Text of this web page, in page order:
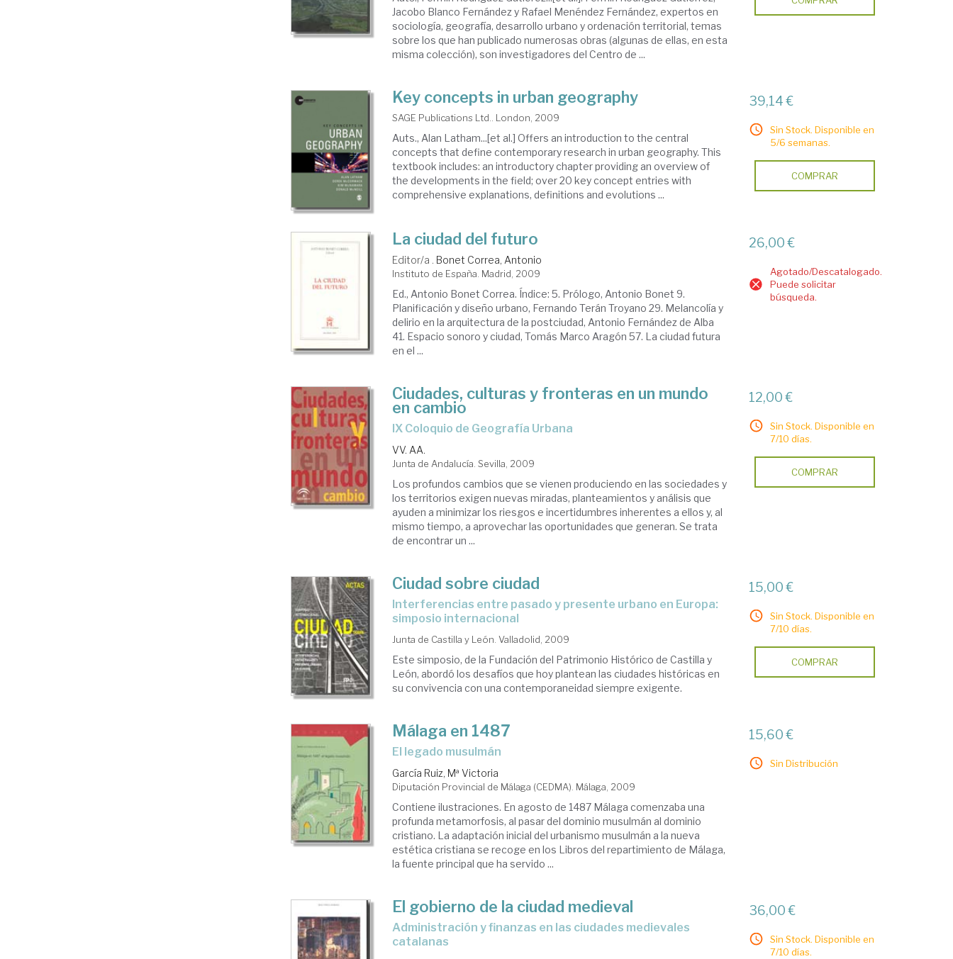
Jacobo Blanco Fernández y Rafael Menéndez Fernández, expertos en
sociología, geografía, desarrollo urbano y ordenación territorial, temas
sobre los que han publicado numerosas obras (algunas de ellas, en esta
misma colección), son investigadores del Centro de ...
Key concepts in urban geography
SAGE Publications Ltd.. London, 2009
Auts., Alan Latham...[et al.] Offers an introduction to the central
concepts that define contemporary research in urban geography. This
textbook includes: an introductory chapter providing an overview of
the developments in the field; over 20 key concept entries with
comprehensive explanations, definitions and evolutions ...
39,14 €
Sin Stock. Disponible en
5/6 semanas.
COMPRAR
La ciudad del futuro
Editor/a . Bonet Correa, Antonio
Instituto de España. Madrid, 2009
Ed., Antonio Bonet Correa. Índice: 5. Prólogo, Antonio Bonet 9.
Planificación y diseño urbano, Fernando Terán Troyano 29. Melancolía y
delirio en la arquitectura de la postciudad, Antonio Fernández de Alba
41. Espacio sonoro y ciudad, Tomás Marco Aragón 57. La ciudad futura
en el ...
26,00 €
Agotado/Descatalogado.
Puede solicitar
búsqueda.
Ciudades, culturas y fronteras en un mundo
en cambio
IX Coloquio de Geografía Urbana
VV. AA.
Junta de Andalucía. Sevilla, 2009
Los profundos cambios que se vienen produciendo en las sociedades y
los territorios exigen nuevas miradas, planteamientos y análisis que
ayuden a minimizar los riesgos e incertidumbres inherentes a ellos y, al
mismo tiempo, a aprovechar las oportunidades que generan. Se trata
de encontrar un ...
12,00 €
Sin Stock. Disponible en
7/10 días.
COMPRAR
Ciudad sobre ciudad
interferencias entre pasado y presente urbano en Europa:
simposio internacional
Junta de Castilla y León. Valladolid, 2009
Este simposio, de la Fundación del Patrimonio Histórico de Castilla y
León, abordó los desafíos que hoy plantean las ciudades históricas en
su convivencia con una contemporaneidad siempre exigente.
15,00 €
Sin Stock. Disponible en
7/10 días.
COMPRAR
Málaga en 1487
el legado musulmán
García Ruiz, Mª Victoria
Diputación Provincial de Málaga (CEDMA). Málaga, 2009
Contiene ilustraciones. En agosto de 1487 Málaga comenzaba una
profunda metamorfosis, al pasar del dominio musulmán al dominio
cristiano. La adaptación inicial del urbanismo musulmán a la nueva
estética cristiana se recoge en los Libros del repartimiento de Málaga,
la fuente principal que ha servido ...
15,60 €
Sin Distribución
El gobierno de la ciudad medieval
administración y finanzas en las ciudades medievales
catalanas
36,00 €
Sin Stock. Disponible en
7/10 días.